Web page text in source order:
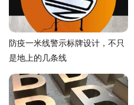
防疫一米线警示标牌设计，不只
是地上的几条线